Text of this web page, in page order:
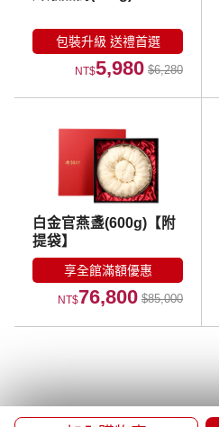
包裝升級 送禮首選
NT$5,980 $6,280
白金官燕盞(600g)【附
提袋】
享全館滿額優惠
NT$76,800 $85,000